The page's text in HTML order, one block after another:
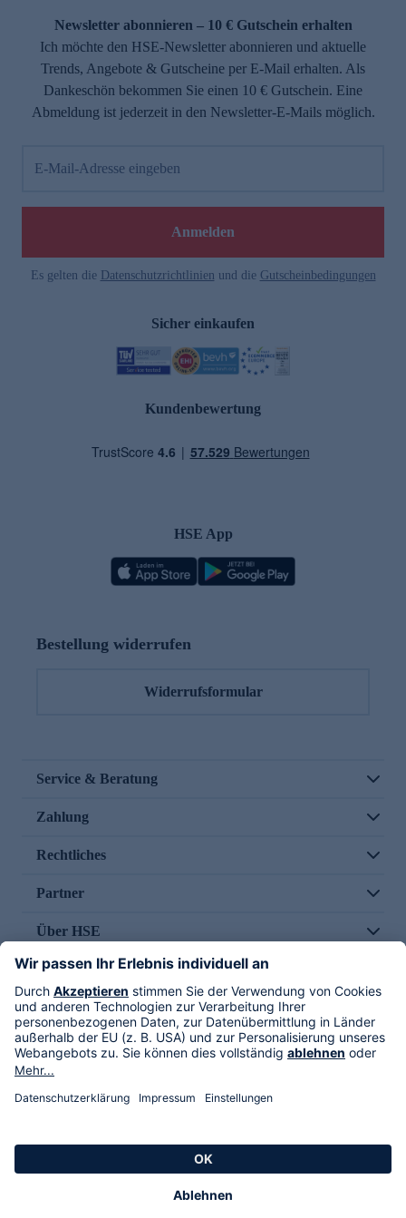
Newsletter abonnieren – 10 € Gutschein erhalten
Ich möchte den HSE-Newsletter abonnieren und aktuelle
Trends, Angebote & Gutscheine per E-Mail erhalten. Als
Dankeschön bekommen Sie einen 10 € Gutschein. Eine
Abmeldung ist jederzeit in den Newsletter-E-Mails möglich.
E-Mail-Adresse eingeben
Anmelden
Es gelten die Datenschutzrichtlinien und die Gutscheinbedingungen
Sicher einkaufen
Kundenbewertung
HSE App
Bestellung widerrufen
Widerrufsformular
Service & Beratung
Zahlung
Rechtliches
Partner
Über HSE
Im TV
HSE International